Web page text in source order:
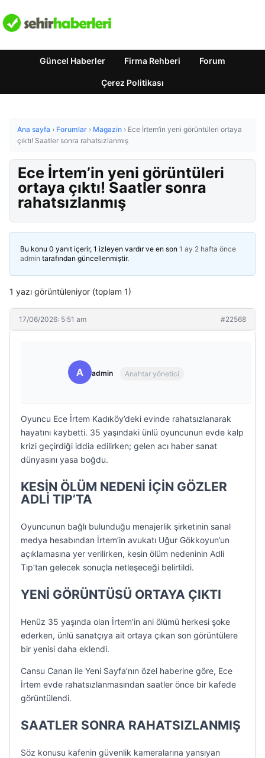
Güncel Haberler Firma Rehberi Forum
Çerez Politikası
Ana sayfa › Forumlar › Magazin › Ece İrtem’in yeni görüntüleri ortaya
çıktı! Saatler sonra rahatsızlanmış
Ece İrtem’in yeni görüntüleri
ortaya çıktı! Saatler sonra
rahatsızlanmış
Bu konu 0 yanıt içerir, 1 izleyen vardır ve en son 1 ay 2 hafta önce
admin tarafından güncellenmiştir.
1 yazı görüntüleniyor (toplam 1)
17/06/2026: 5:51 am #22568
A admin Anahtar yönetici
Oyuncu Ece İrtem Kadıköy’deki evinde rahatsızlanarak
hayatını kaybetti. 35 yaşındaki ünlü oyuncunun evde kalp
krizi geçirdiği iddia edilirken; gelen acı haber sanat
dünyasını yasa boğdu.
KESİN ÖLÜM NEDENİ İÇİN GÖZLER
ADLİ TIP’TA
Oyuncunun bağlı bulunduğu menajerlik şirketinin sanal
medya hesabından İrtem’in avukatı Uğur Gökkoyun’un
açıklamasına yer verilirken, kesin ölüm nedeninin Adli
Tıp’tan gelecek sonuçla netleşeceği belirtildi.
YENİ GÖRÜNTÜSÜ ORTAYA ÇIKTI
Henüz 35 yaşında olan İrtem’in ani ölümü herkesi şoke
ederken, ünlü sanatçıya ait ortaya çıkan son görüntülere
bir yenisi daha eklendi.
Cansu Canan ile Yeni Sayfa’nın özel haberine göre, Ece
İrtem evde rahatsızlanmasından saatler önce bir kafede
görüntülendi.
SAATLER SONRA RAHATSIZLANMIŞ
Söz konusu kafenin güvenlik kameralarına yansıyan